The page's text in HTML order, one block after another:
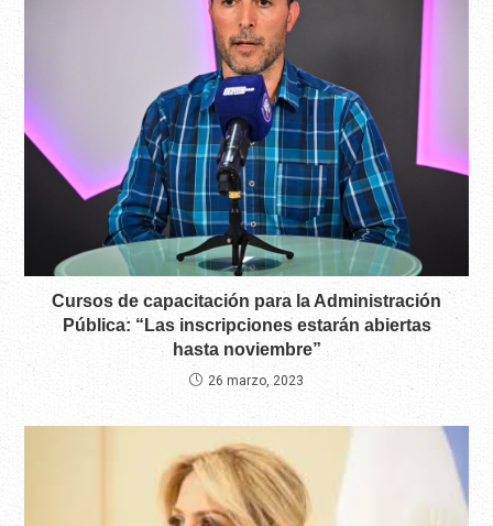
Cursos de capacitación para la Administración
Pública: “Las inscripciones estarán abiertas
hasta noviembre”
26 marzo, 2023